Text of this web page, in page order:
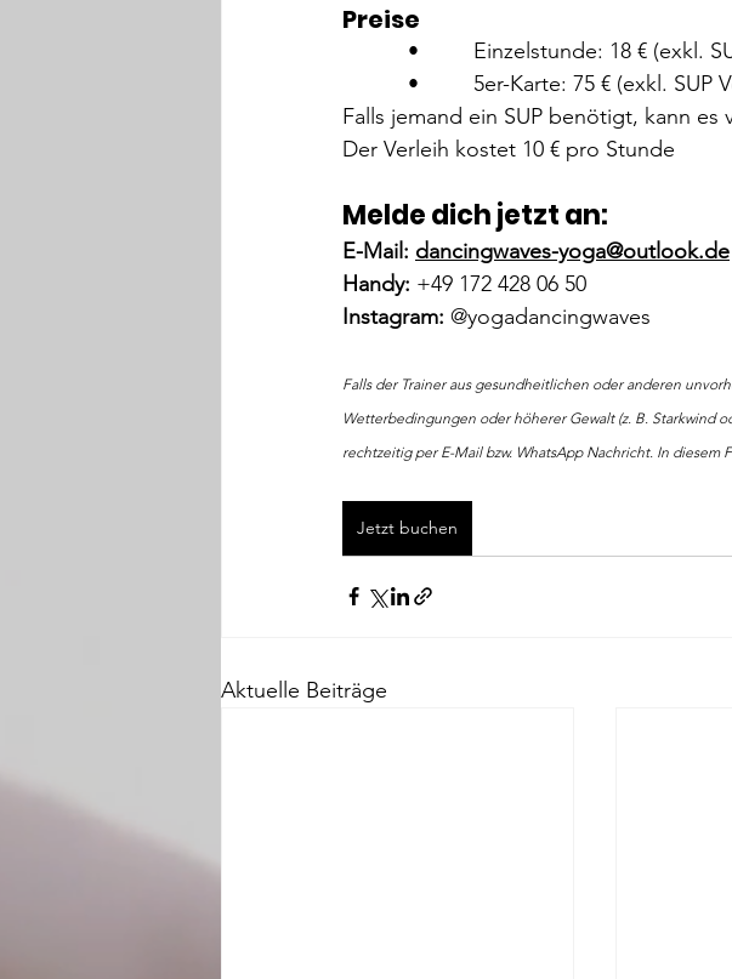
Preise
•     Einzelstunde: 18 € (exkl.
•     5er-Karte: 75 € (exkl. SUP
Falls jemand ein SUP benötigt, kann
Der Verleih kostet 10 € pro Stunde
Melde dich jetzt an:
E-Mail: dancingwaves-yoga@outlook.de
Handy: +49 172 428 06 50
Instagram: @yogadancingwaves
Falls der Trainer aus gesundheitlichen oder anderen
Wetterbedingungen oder höherer Gewalt (z. B. Starkwind
rechtzeitig per E-Mail bzw. WhatsApp Nachricht. In
Jetzt buchen
Aktuelle Beiträge